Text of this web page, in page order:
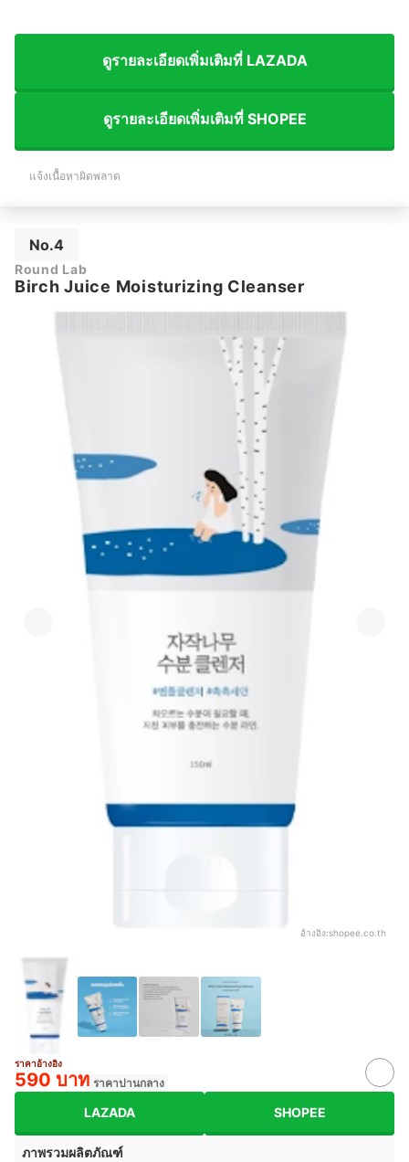
ดูรายละเอียดเพิ่มเติมที่ LAZADA
ดูรายละเอียดเพิ่มเติมที่ SHOPEE
แจ้งเนื้อหาผิดพลาด
No.4
Round Lab
Birch Juice Moisturizing Cleanser
อ้างอิง:shopee.co.th
ราคาอ้างอิง
590 บาท ราคาปานกลาง
LAZADA SHOPEE
ภาพรวมผลิตภัณฑ์